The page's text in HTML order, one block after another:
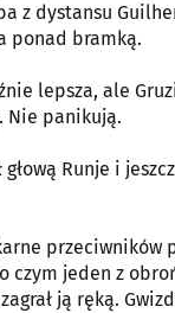
z dystansu
ponad bramką.
lepsza, ale
Nie panikują.
głową Runje i
przeciwników
czym jeden z
ją ręką.